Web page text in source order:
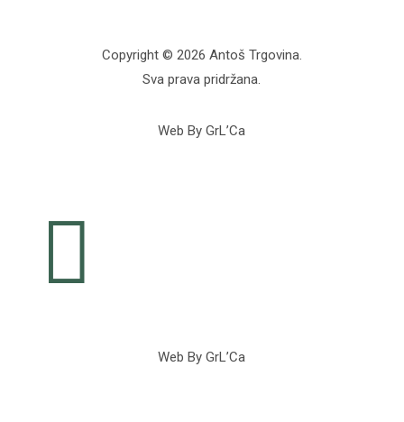
Copyright © 2026 Antoš Trgovina.
Sva prava pridržana.
Web By GrL’Ca

Web By GrL’Ca